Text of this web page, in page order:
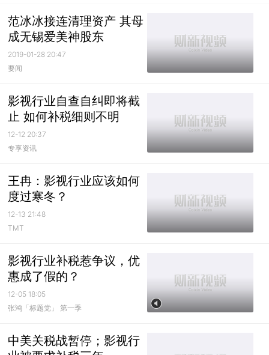
范冰冰接连清理资产 其母
成无锡爱美神股东
2019-01-28 20:47
要闻
影视行业自查自纠即将截
止 如何补税细则不明
12-12 20:37
专享资讯
王冉：影视行业应该如何
度过寒冬？
12-13 21:48
TMT
影视行业补税惹争议，优
惠成了假的？
12-05 18:05
张鸿「标题党」 第一季
中美关税战暂停；影视行